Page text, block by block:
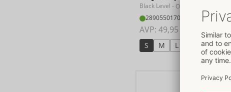
Black Level - ORION Brand
28905501701
AVP: 49,95 €
S M L 2XL